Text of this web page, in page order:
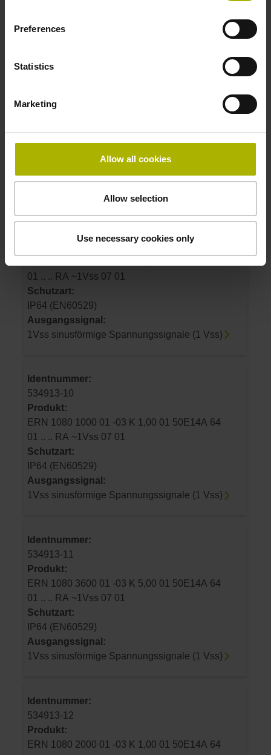
Preferences
Statistics
Marketing
Allow all cookies
Allow selection
Use necessary cookies only
534913-05
ERN 1080 1024 01 -03 K 1,00 01 50E14A 64
Schutzart:
IP64 (EN60529)
Ausgangssignal:
1Vss sinusförmige Spannungssignale (1 Vss)
Identnummer:
01 .. .. RA ~1Vss 07 01
Schutzart:
IP64 (EN60529)
Ausgangssignal:
1Vss sinusförmige Spannungssignale (1 Vss)
Identnummer:
534913-10
Produkt:
ERN 1080 1000 01 -03 K 1,00 01 50E14A 64
01 .. .. RA ~1Vss 07 01
Schutzart:
IP64 (EN60529)
Ausgangssignal:
1Vss sinusförmige Spannungssignale (1 Vss)
Identnummer:
534913-11
Produkt:
ERN 1080 3600 01 -03 K 5,00 01 50E14A 64
01 .. .. RA ~1Vss 07 01
Schutzart:
IP64 (EN60529)
Ausgangssignal:
1Vss sinusförmige Spannungssignale (1 Vss)
Identnummer:
534913-12
Produkt:
ERN 1080 2000 01 -03 K 1,00 01 50E14A 64